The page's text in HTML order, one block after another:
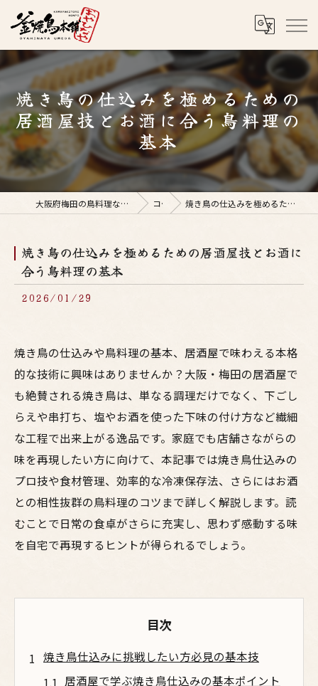
焼き鳥の仕込みを極めるための
居酒屋技とお酒に合う鳥料理の
基本
大阪府梅田の鳥料理なら釜焼鳥本舗おやひなや 梅田店 コラム 焼き鳥の仕込みを極めるための居酒屋技とお酒に合う鳥料理の基本
焼き鳥の仕込みを極めるための居酒屋技とお酒に
合う鳥料理の基本
2026/01/29
焼き鳥の仕込みや鳥料理の基本、居酒屋で味わえる本格
的な技術に興味はありませんか？大阪・梅田の居酒屋で
も絶賛される焼き鳥は、単なる調理だけでなく、下ごし
らえや串打ち、塩やお酒を使った下味の付け方など繊細
な工程で出来上がる逸品です。家庭でも店舗さながらの
味を再現したい方に向けて、本記事では焼き鳥仕込みの
プロ技や食材管理、効率的な冷凍保存法、さらにはお酒
との相性抜群の鳥料理のコツまで詳しく解説します。読
むことで日常の食卓がさらに充実し、思わず感動する味
を自宅で再現するヒントが得られるでしょう。
目次
焼き鳥仕込みに挑戦したい方必見の基本技
居酒屋で学ぶ焼き鳥仕込みの基本ポイント